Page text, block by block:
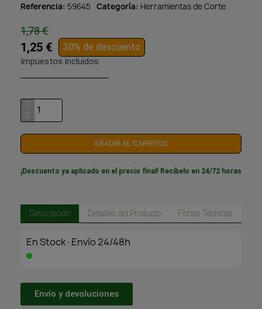
Referencia 59645 Categoría Herramientas de Corte
1,78 €
1,25 € 30% de descuento
Impuestos incluidos
AÑADIR AL CARRITO
¡Descuento ya aplicado en el precio final! Recíbelo en 24/72 horas
Descripción Detalles del Producto Fichas Técnicas
En Stock·Envío 24/48h
Envío y devoluciones